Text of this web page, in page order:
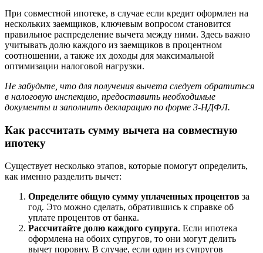
При совместной ипотеке, в случае если кредит оформлен на
нескольких заемщиков, ключевым вопросом становится
правильное распределение вычета между ними. Здесь важно
учитывать долю каждого из заемщиков в процентном
соотношении, а также их доходы для максимальной
оптимизации налоговой нагрузки.
Не забудьте, что для получения вычета следует обратиться
в налоговую инспекцию, предоставить необходимые
документы и заполнить декларацию по форме 3-НДФЛ.
Как рассчитать сумму вычета на совместную
ипотеку
Существует несколько этапов, которые помогут определить,
как именно разделить вычет:
Определите общую сумму уплаченных процентов за
год. Это можно сделать, обратившись к справке об
уплате процентов от банка.
Рассчитайте долю каждого супруга. Если ипотека
оформлена на обоих супругов, то они могут делить
вычет поровну. В случае, если один из супругов